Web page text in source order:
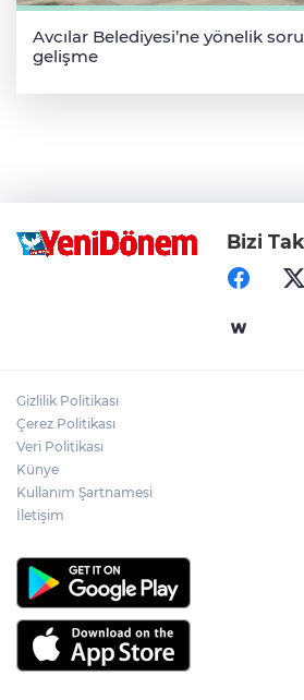
Avcılar Belediyesi’ne yönelik
gelişme
Bizi
Gizlilik Politikası
Çerez Politikası
Veri Politikası
Künye
Kullanım Şartnamesi
İletişim